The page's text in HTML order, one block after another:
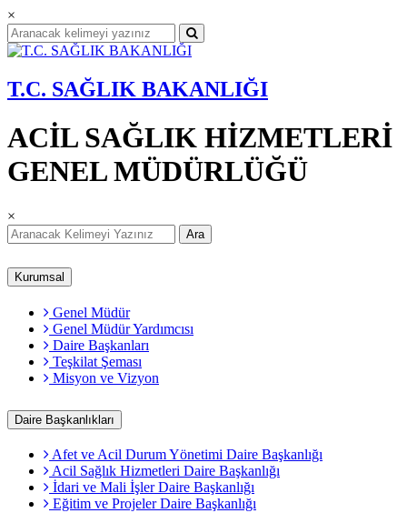
×
T.C. SAĞLIK BAKANLIĞI
ACİL SAĞLIK HİZMETLERİ
GENEL MÜDÜRLÜĞÜ
×
Ara
Kurumsal
Genel Müdür
Genel Müdür Yardımcısı
Daire Başkanları
Teşkilat Şeması
Misyon ve Vizyon
Daire Başkanlıkları
Afet ve Acil Durum Yönetimi Daire Başkanlığı
Acil Sağlık Hizmetleri Daire Başkanlığı
İdari ve Mali İşler Daire Başkanlığı
Eğitim ve Projeler Daire Başkanlığı